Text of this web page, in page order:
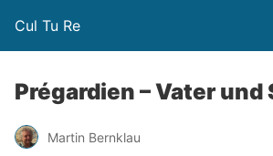
Cul Tu Re
Prégardien – Vater und
Martin Bernklau